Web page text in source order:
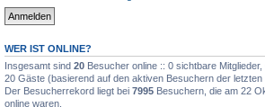
WER IST ONLINE?
Insgesamt sind 20 Besucher online :: 0 sichtbare
20 Gäste (basierend auf den aktiven Besuchern der letzten
Der Besucherrekord liegt bei 7995 Besuchern, die am 22
online waren.